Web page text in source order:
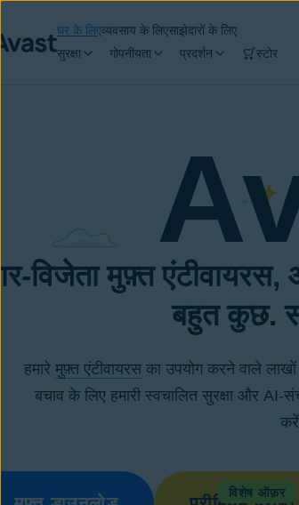
घर के लिएव्यवसाय के लिएसाझेदारों के लिए
सुरक्षा
गोपनीयता प्रदर्शन स्टोर
मुफ़्त
बहुत कुछ.
हमारे मुफ़्त एंटीवायरसका उपयोग करने वाले
बचाव के लिए हमारी स्वचालित सुरक्षा और
विशेष ऑफ़र